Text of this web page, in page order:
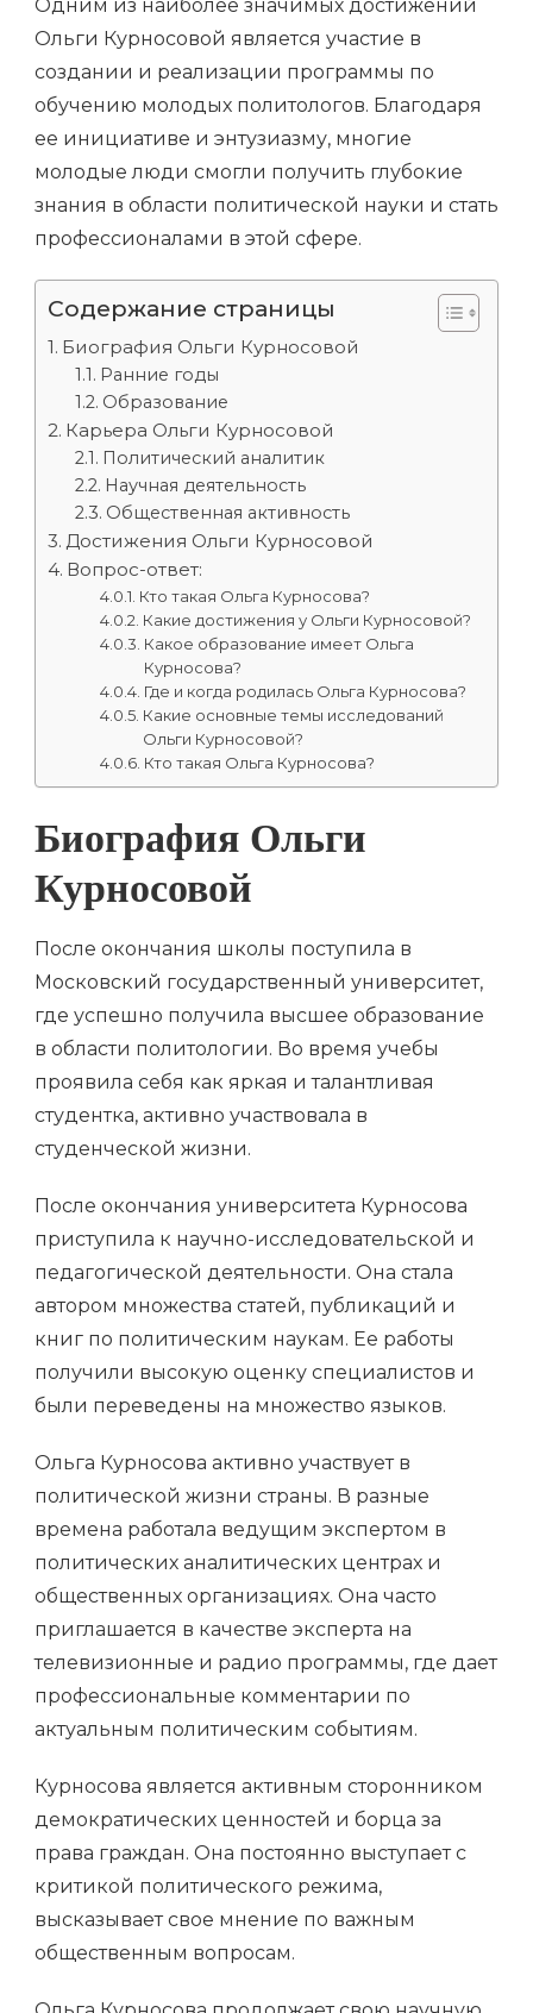
Одним из наиболее значимых достижений
Ольги Курносовой является участие в
создании и реализации программы по
обучению молодых политологов. Благодаря
ее инициативе и энтузиазму, многие
молодые люди смогли получить глубокие
знания в области политической науки и стать
профессионалами в этой сфере.
Содержание страницы
Биография Ольги Курносовой
Ранние годы
Образование
Карьера Ольги Курносовой
Политический аналитик
Научная деятельность
Общественная активность
Достижения Ольги Курносовой
Вопрос-ответ:
Кто такая Ольга Курносова?
Какие достижения у Ольги Курносовой?
Какое образование имеет Ольга
Курносова?
Где и когда родилась Ольга Курносова?
Какие основные темы исследований
Ольги Курносовой?
Кто такая Ольга Курносова?
Биография Ольги
Курносовой
После окончания школы поступила в
Московский государственный университет,
где успешно получила высшее образование
в области политологии. Во время учебы
проявила себя как яркая и талантливая
студентка, активно участвовала в
студенческой жизни.
После окончания университета Курносова
приступила к научно-исследовательской и
педагогической деятельности. Она стала
автором множества статей, публикаций и
книг по политическим наукам. Ее работы
получили высокую оценку специалистов и
были переведены на множество языков.
Ольга Курносова активно участвует в
политической жизни страны. В разные
времена работала ведущим экспертом в
политических аналитических центрах и
общественных организациях. Она часто
приглашается в качестве эксперта на
телевизионные и радио программы, где дает
профессиональные комментарии по
актуальным политическим событиям.
Курносова является активным сторонником
демократических ценностей и борца за
права граждан. Она постоянно выступает с
критикой политического режима,
высказывает свое мнение по важным
общественным вопросам.